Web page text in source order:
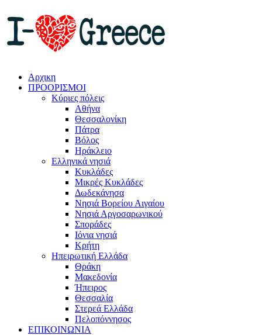
Αρχικη
ΠΡΟΟΡΙΣΜΟΙ
Κύριες πόλεις
Αθήνα
Θεσσαλονίκη
Πάτρα
Βόλος
Ηράκλειο
Ελληνικά νησιά
Κυκλάδες
Μικρές Κυκλάδες
Δωδεκάνησα
Νησιά Βορείου Αιγαίου
Νησιά Αργοσαρωνικού
Σποράδες
Ιόνια νησιά
Κρήτη
Ηπειρωτική Ελλάδα
Θράκη
Μακεδονία
Ήπειρος
Θεσσαλία
Στερεά Ελλάδα
Πελοπόννησος
ΕΠΙΚΟΙΝΩΝΙΑ